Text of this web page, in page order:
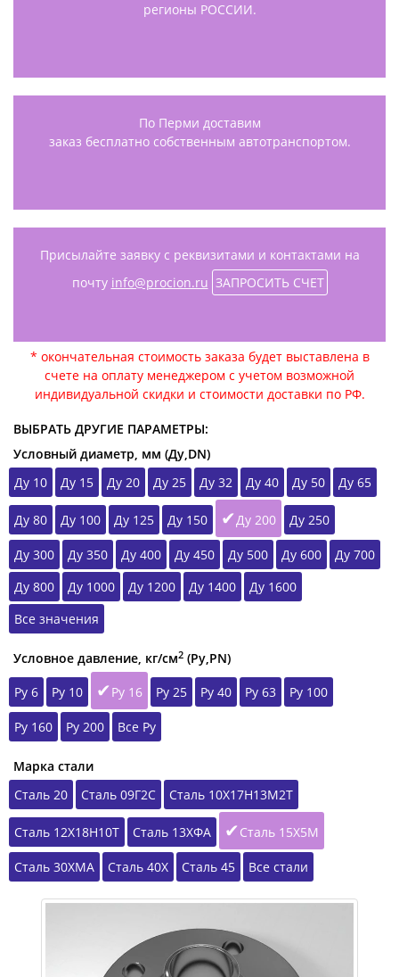
регионы РОССИИ.
По Перми доставим
заказ бесплатно собственным автотранспортом.
Присылайте заявку с реквизитами и контактами на
почту info@procion.ru ЗАПРОСИТЬ СЧЕТ
* окончательная стоимость заказа будет выставлена в
счете на оплату менеджером с учетом возможной
индивидуальной скидки и стоимости доставки по РФ.
ВЫБРАТЬ ДРУГИЕ ПАРАМЕТРЫ:
Условный диаметр, мм (Ду,DN)
Ду 10
Ду 15 Ду 20 Ду 25 Ду 32 Ду 40 Ду 50 Ду 65
Ду 80 Ду 100 Ду 125 Ду 150 Ду 200 Ду 250
Ду 300 Ду 350 Ду 400 Ду 450 Ду 500 Ду 600
Ду 700
Ду 800
Ду 1000 Ду 1200 Ду 1400
Ду 1600
Все значения
Условное давление, кг/см2 (Ру,РN)
Ру 6
Ру 10 Ру 16 Ру 25 Ру 40 Ру 63 Ру 100
Ру 160 Ру 200 Все Ру
Марка стали
Сталь 20
Сталь 09Г2С Сталь 10Х17Н13М2Т
Сталь 12Х18Н10Т Сталь 13ХФА Сталь 15Х5М
Сталь 30ХМА Сталь 40Х Сталь 45 Все стали